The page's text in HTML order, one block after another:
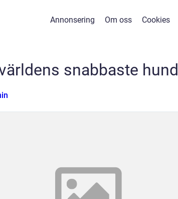
Annonsering Om oss Cookies
snabbaste hund